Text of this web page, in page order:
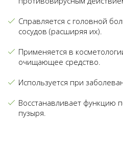
Справляется с головной
сосудов (расширяя их).
Применяется в
очищающее средство.
Используется при
Восстанавливает функцию
пузыря.